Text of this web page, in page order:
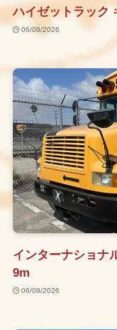
ハイゼットラック
06/08/2026
インターナショナ
9m
06/08/2026